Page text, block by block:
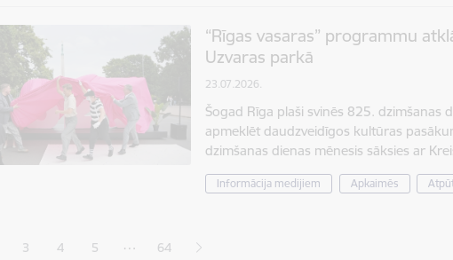
“Rīgas vasaras” programmu
Uzvaras parkā
23.07.2026.
Šogad Rīga plaši svinēs 825. dzimšanas
apmeklēt daudzveidīgos kultūras
dzimšanas dienas mēnesis sāksies ar
Informācija medijiem Apkaimēs
lapaLapa
3 Lapa
4 Lapa
5 … 64